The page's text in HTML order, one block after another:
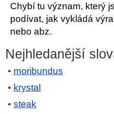
Chybí tu význam, který
podívat, jak vykládá
nebo abz.
Nejhledanější
moribundus
krystal
steak